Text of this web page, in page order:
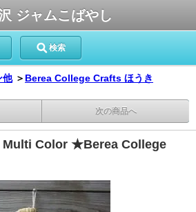
ジャムこばやし
検索
他 ＞ Berea College Crafts ほうき
次の商品へ
Multi Color ★Berea College